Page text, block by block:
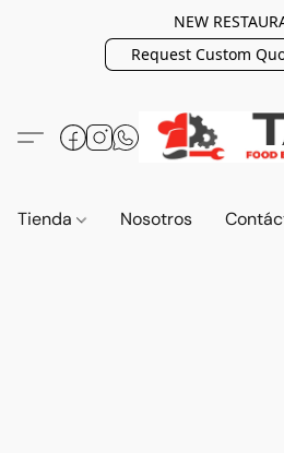
NEW
Request Custom
Tienda Nosotros